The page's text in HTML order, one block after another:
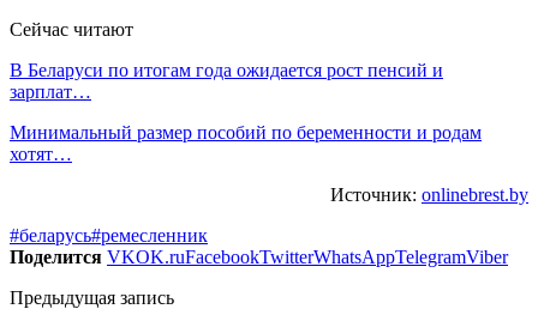
Сейчас читают
В Беларуси по итогам года ожидается рост пенсий и
зарплат…
Минимальный размер пособий по беременности и родам
хотят…
Источник: onlinebrest.by
#беларусь#ремесленник
Поделится VKOK.ruFacebookTwitterWhatsAppTelegramViber
Предыдущая запись